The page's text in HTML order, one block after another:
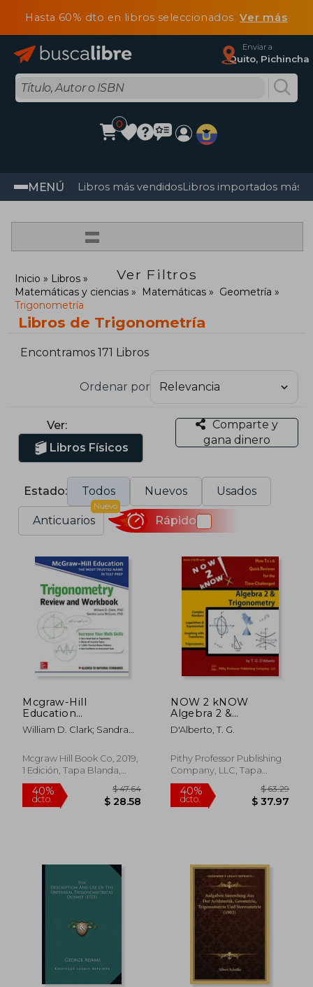
Hasta 60% dto en libros seleccionadosVer más
Enviar a
Quito, Pichincha
0
MENÚ Libros más vendidosLibros importados más
=
Ver Filtros
Inicio
Libros
Matemáticas y ciencias
Matemáticas
Geometría
Trigonometría
Libros de Trigonometría
Encontramos 171 Libros
Ordenar por
Ver:
Libros Físicos
Comparte y
gana dinero
Estado: Todos Nuevos Usados
Anticuarios
Nuevo
Rápido
Mcgraw-Hill
Education
Trigonometry Review
and Workbook (en
William D. Clark; Sandra
Mcgraw Hill Book Co, 2019,
1 Edición, Tapa Blanda,
Nuevo
dcto.
NOW 2 kNOW
Algebra 2 &
Trigonometry (en
Inglés)
D'Alberto, T. G.
Pithy Professor Publishing
Company, LLC, Tapa
Blanda, Nuevo
40%
dcto.